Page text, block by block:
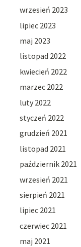
wrzesień 2023
lipiec 2023
maj 2023
listopad 2022
kwiecień 2022
marzec 2022
luty 2022
styczeń 2022
grudzień 2021
listopad 2021
październik 2021
wrzesień 2021
sierpień 2021
lipiec 2021
czerwiec 2021
maj 2021